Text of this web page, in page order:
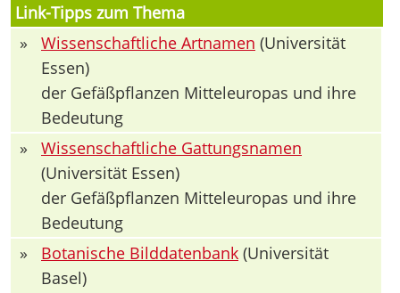
Link-Tipps zum Thema
»
Wissenschaftliche Artnamen (Universität
Essen)
der Gefäßpflanzen Mitteleuropas und ihre
Bedeutung
»
Wissenschaftliche Gattungsnamen
(Universität Essen)
der Gefäßpflanzen Mitteleuropas und ihre
Bedeutung
»
Botanische Bilddatenbank (Universität
Basel)